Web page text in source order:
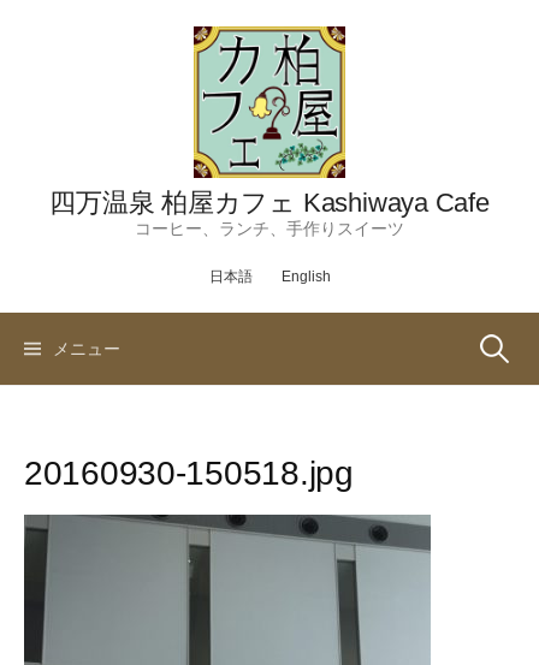
四万温泉 柏屋カフェ Kashiwaya Cafe
コーヒー、ランチ、手作りスイーツ
日本語 English
メニュー 検
20160930-150518.jpg